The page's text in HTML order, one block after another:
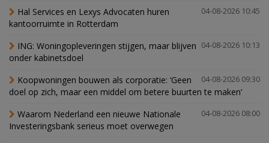
04-08-2026 10:45
Hal Services en Lexys Advocaten huren
kantoorruimte in Rotterdam
04-08-2026 10:13
ING: Woningopleveringen stijgen, maar blijven
onder kabinetsdoel
04-08-2026 09:30
Koopwoningen bouwen als corporatie: ‘Geen
doel op zich, maar een middel om betere buurten te maken’
04-08-2026 08:00
Waarom Nederland een nieuwe Nationale
Investeringsbank serieus moet overwegen